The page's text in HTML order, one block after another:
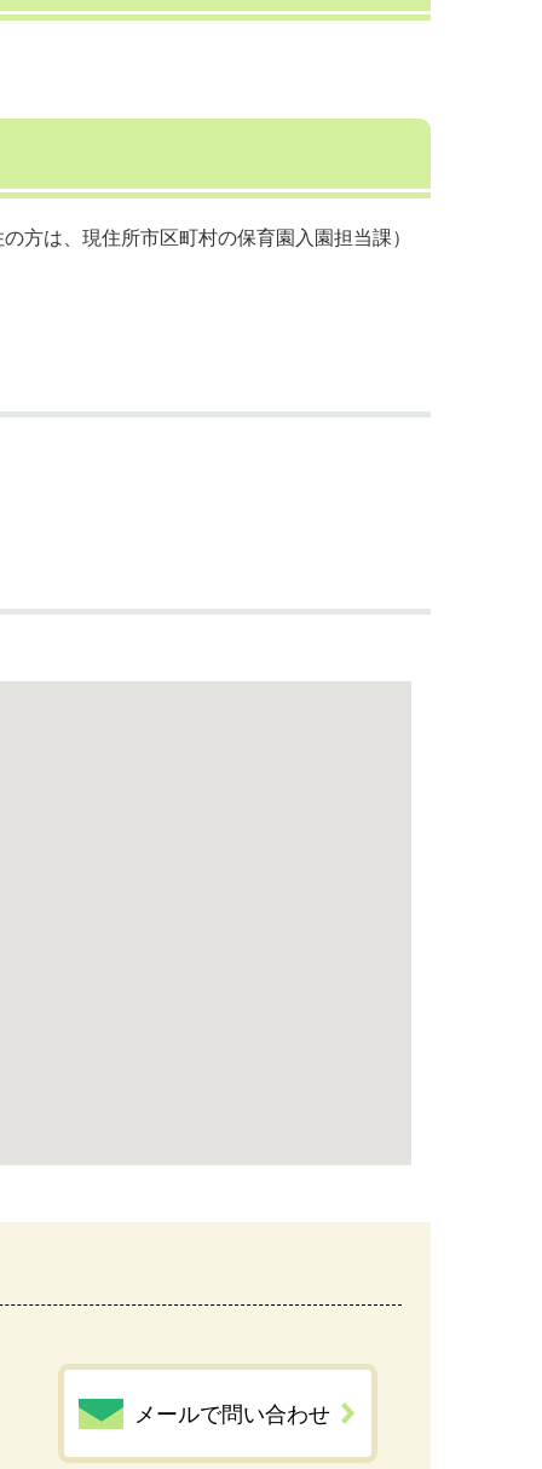
方は、現住所市区町村の保育園入園担当課）
メールで問い合わせ